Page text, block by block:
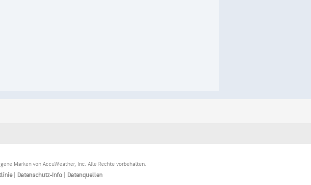
Marken von AccuWeather, Inc. Alle Rechte vorbehalten.
Datenschutz-Info Datenquellen